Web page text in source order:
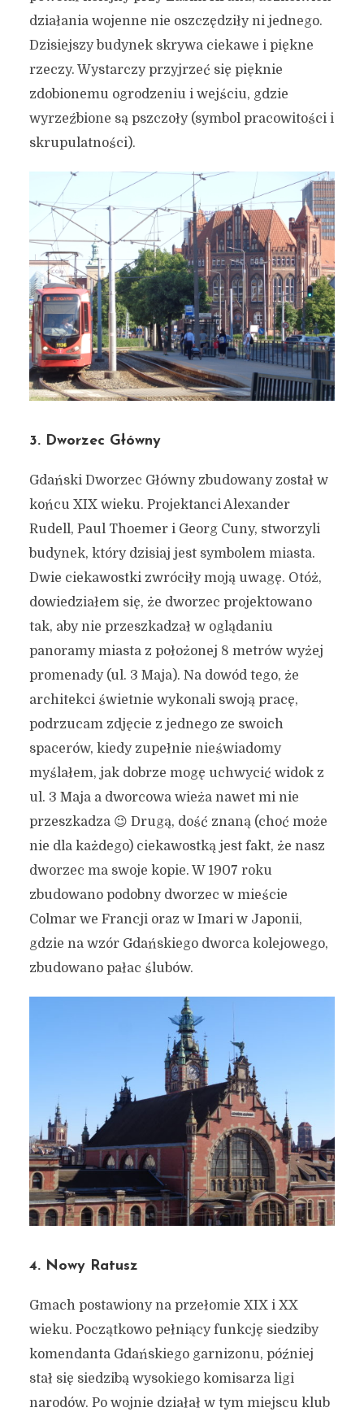
Ciekawostki o pięciu
budynkach z przełomu
stuleci – wykład prof. A.
Januszajtisa
działania wojenne nie oszczędziły ni jednego.
Dzisiejszy budynek skrywa ciekawe i piękne
rzeczy. Wystarczy przyjrzeć się pięknie
zdobionemu ogrodzeniu i wejściu, gdzie
wyrzeźbione są pszczoły (symbol pracowitości i
skrupulatności).
3. Dworzec Główny
Gdański Dworzec Główny zbudowany został w
końcu XIX wieku. Projektanci Alexander
Rudell, Paul Thoemer i Georg Cuny, stworzyli
budynek, który dzisiaj jest symbolem miasta.
Dwie ciekawostki zwróciły moją uwagę. Otóż,
dowiedziałem się, że dworzec projektowano
tak, aby nie przeszkadzał w oglądaniu
panoramy miasta z położonej 8 metrów wyżej
promenady (ul. 3 Maja). Na dowód tego, że
architekci świetnie wykonali swoją pracę,
podrzucam zdjęcie z jednego ze swoich
spacerów, kiedy zupełnie nieświadomy
myślałem, jak dobrze mogę uchwycić widok z
ul. 3 Maja a dworcowa wieża nawet mi nie
przeszkadza 😉 Drugą, dość znaną (choć może
nie dla każdego) ciekawostką jest fakt, że nasz
dworzec ma swoje kopie. W 1907 roku
zbudowano podobny dworzec w mieście
Colmar we Francji oraz w Imari w Japonii,
gdzie na wzór Gdańskiego dworca kolejowego,
zbudowano pałac ślubów.
4. Nowy Ratusz
Gmach postawiony na przełomie XIX i XX
wieku. Początkowo pełniący funkcję siedziby
komendanta Gdańskiego garnizonu, później
stał się siedzibą wysokiego komisarza ligi
narodów. Po wojnie działał w tym miejscu klub